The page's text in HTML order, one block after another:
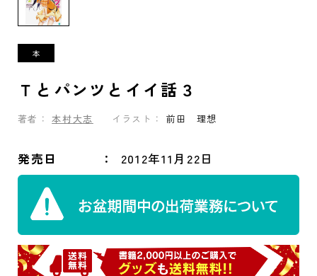
Ｔとパンツとイイ話３
著者： 本村大志 イラスト： 前田 理想
発売日 2012年11月22日